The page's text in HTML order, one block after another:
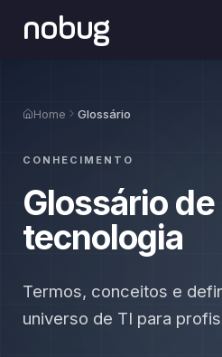
nobug
Home Glossário
CONHECIMENTO
Glossário de
tecnologia
Termos, conceitos e
universo de TI para